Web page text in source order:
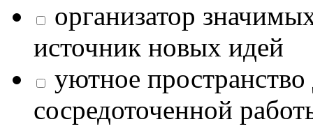
организатор
источник новых идей
уютное
сосредоточенной